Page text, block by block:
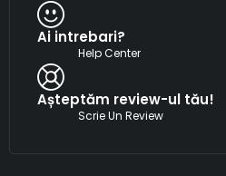
Ai intrebari?
Help Center
Așteptăm review-ul tău!
Scrie Un Review